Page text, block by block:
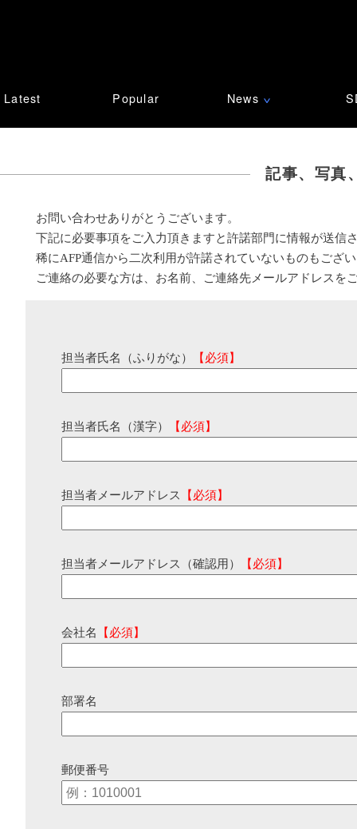
Latest Popular News ∨
記事、写真
お問い合わせありがとうございます。
下記に必要事項をご入力頂きますと許諾部門に情報が送信
稀にAFP通信から二次利用が許諾されていないものもござ
ご連絡の必要な方は、お名前、ご連絡先メールアドレスを
担当者氏名（ふりがな） 【必須】
担当者氏名（漢字） 【必須】
担当者メールアドレス 【必須】
担当者メールアドレス（確認用） 【必須】
会社名 【必須】
部署名
郵便番号